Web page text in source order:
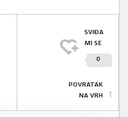
SVIĐA
MI SE
0
POVRATAK
NA VRH